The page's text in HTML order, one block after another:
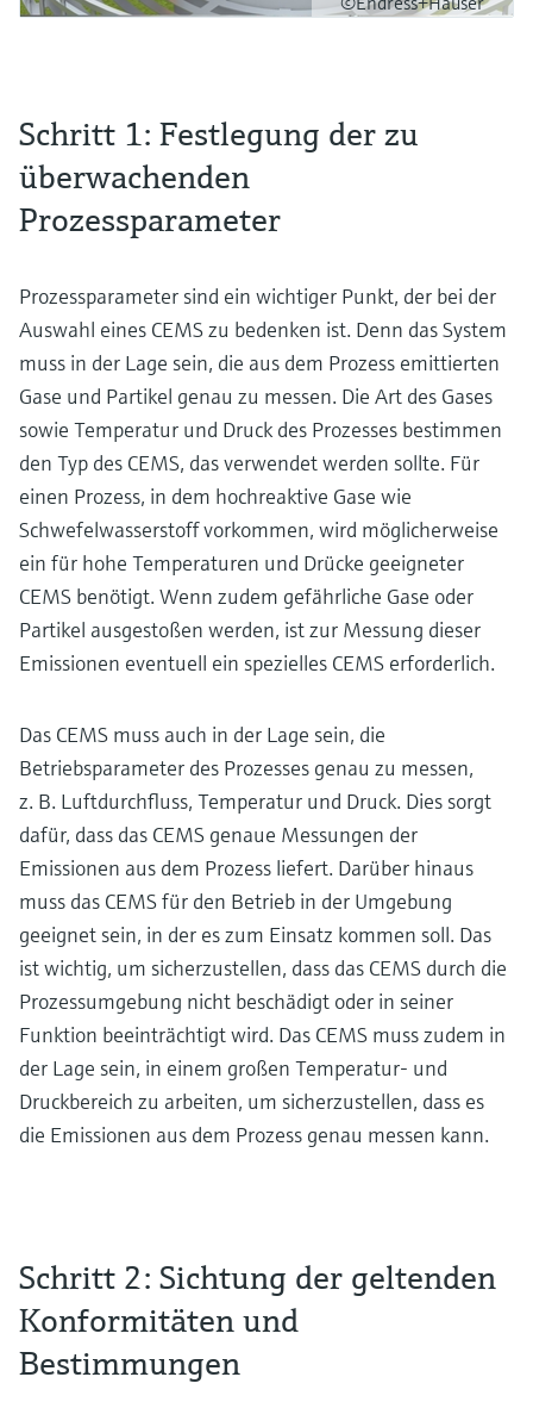
Schritt 1: Festlegung der zu
überwachenden
Prozessparameter
Prozessparameter sind ein wichtiger Punkt, der bei der
Auswahl eines CEMS zu bedenken ist. Denn das System
muss in der Lage sein, die aus dem Prozess emittierten
Gase und Partikel genau zu messen. Die Art des Gases
sowie Temperatur und Druck des Prozesses bestimmen
den Typ des CEMS, das verwendet werden sollte. Für
einen Prozess, in dem hochreaktive Gase wie
Schwefelwasserstoff vorkommen, wird möglicherweise
ein für hohe Temperaturen und Drücke geeigneter
CEMS benötigt. Wenn zudem gefährliche Gase oder
Partikel ausgestoßen werden, ist zur Messung dieser
Emissionen eventuell ein spezielles CEMS erforderlich.
Das CEMS muss auch in der Lage sein, die
Betriebsparameter des Prozesses genau zu messen,
z. B. Luftdurchfluss, Temperatur und Druck. Dies sorgt
dafür, dass das CEMS genaue Messungen der
Emissionen aus dem Prozess liefert. Darüber hinaus
muss das CEMS für den Betrieb in der Umgebung
geeignet sein, in der es zum Einsatz kommen soll. Das
ist wichtig, um sicherzustellen, dass das CEMS durch die
Prozessumgebung nicht beschädigt oder in seiner
Funktion beeinträchtigt wird. Das CEMS muss zudem in
der Lage sein, in einem großen Temperatur- und
Druckbereich zu arbeiten, um sicherzustellen, dass es
die Emissionen aus dem Prozess genau messen kann.
Schritt 2: Sichtung der geltenden
Konformitäten und
Bestimmungen